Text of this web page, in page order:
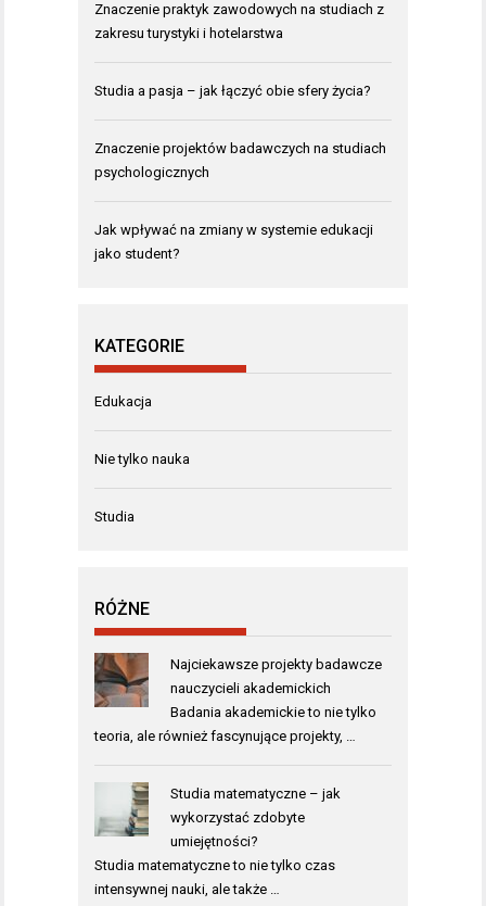
Znaczenie praktyk zawodowych na studiach z
zakresu turystyki i hotelarstwa
Studia a pasja – jak łączyć obie sfery życia?
Znaczenie projektów badawczych na studiach
psychologicznych
Jak wpływać na zmiany w systemie edukacji
jako student?
KATEGORIE
Edukacja
Nie tylko nauka
Studia
RÓŻNE
Najciekawsze projekty badawcze
nauczycieli akademickich
Badania akademickie to nie tylko
teoria, ale również fascynujące projekty, …
Studia matematyczne – jak
wykorzystać zdobyte
umiejętności?
Studia matematyczne to nie tylko czas
intensywnej nauki, ale także …